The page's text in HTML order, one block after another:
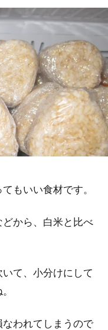
もいい食材です。
から、白米と比べ
て、小分けにして
われてしまうので